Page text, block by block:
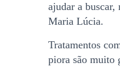
ajudar a buscar,
Maria Lúcia.
Tratamentos
piora são muito